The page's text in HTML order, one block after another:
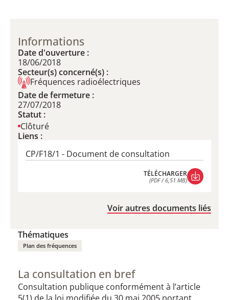
Informations
Date d'ouverture :
18/06/2018
Secteur(s) concerné(s) :
Fréquences radioélectriques
Date de fermeture :
27/07/2018
Statut :
Clôturé
Liens :
CP/F18/1 - Document de consultation
TÉLÉCHARGER
(PDF / 6,51 MB)
Voir autres documents liés
Thématiques
Plan des fréquences
La consultation en bref
Consultation publique conformément à l’article
5(1) de la loi modifiée du 30 mai 2005 portant